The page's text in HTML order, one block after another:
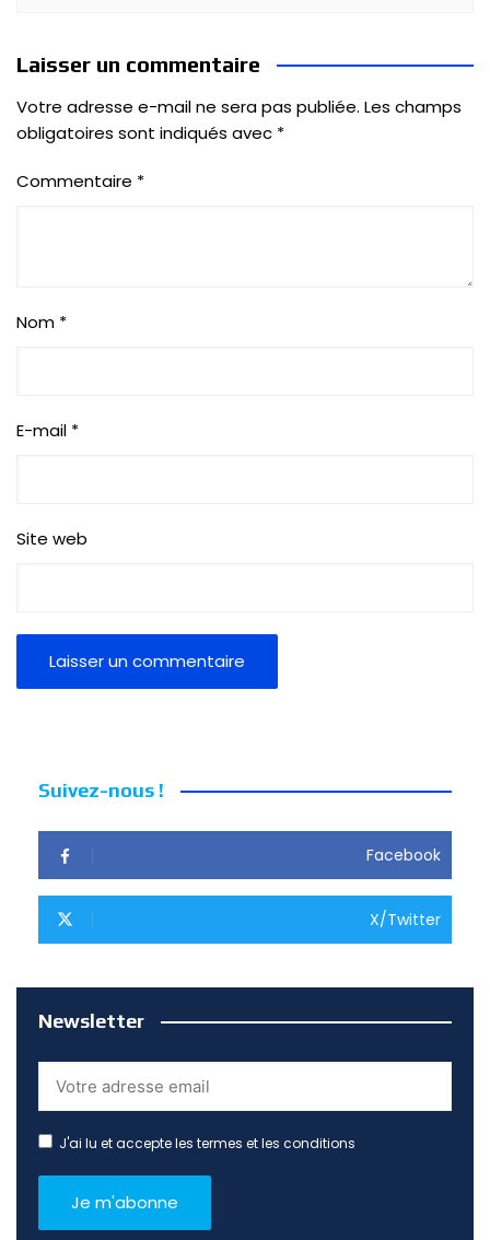
Laisser un commentaire
Votre adresse e-mail ne sera pas publiée. Les champs
obligatoires sont indiqués avec *
Commentaire *
Nom *
E-mail *
Site web
Suivez-nous !
Facebook
X/Twitter
Newsletter
J'ai lu et accepte les termes et les conditions